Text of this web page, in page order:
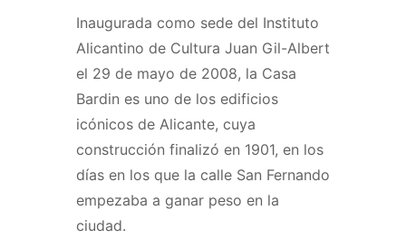
Inaugurada como sede del Instituto
Alicantino de Cultura Juan Gil-Albert
el 29 de mayo de 2008, la Casa
Bardin es uno de los edificios
icónicos de Alicante, cuya
construcción finalizó en 1901, en los
días en los que la calle San Fernando
empezaba a ganar peso en la
ciudad.